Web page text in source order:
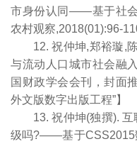
市身份认同——基于社会
农村观察,2018(01):96-
12. 祝仲坤,郑裕璇,
与流动人口城市社会融
国财政学会会刊，封面
外文版数字出版工程”】
13. 祝仲坤(独撰).
级吗?——基于CSS2015